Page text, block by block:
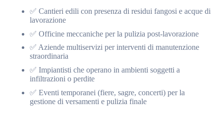
✅ Cantieri edili con presenza di residui fangosi e acque di
lavorazione
✅ Officine meccaniche per la pulizia post-lavorazione
✅ Aziende multiservizi per interventi di manutenzione
straordinaria
✅ Impiantisti che operano in ambienti soggetti a
infiltrazioni o perdite
✅ Eventi temporanei (fiere, sagre, concerti) per la
gestione di versamenti e pulizia finale